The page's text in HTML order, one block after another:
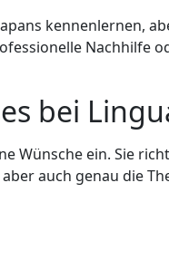
kennenlernen,
Nachhilfe
bei
Wünsche ein. Sie
auch genau die